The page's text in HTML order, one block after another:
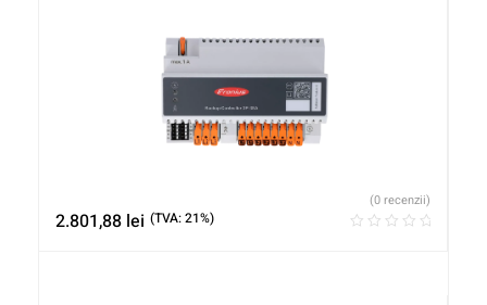
2.801,88 lei (TVA: 21%)
(0 recenzii)